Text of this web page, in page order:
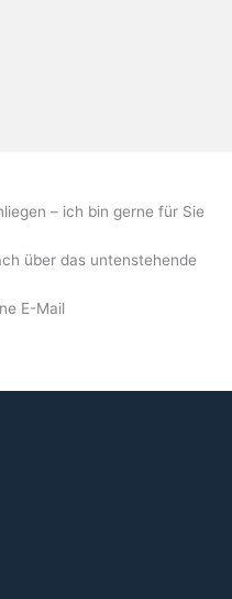
– ich bin gerne für Sie
über das untenstehende
E-Mail